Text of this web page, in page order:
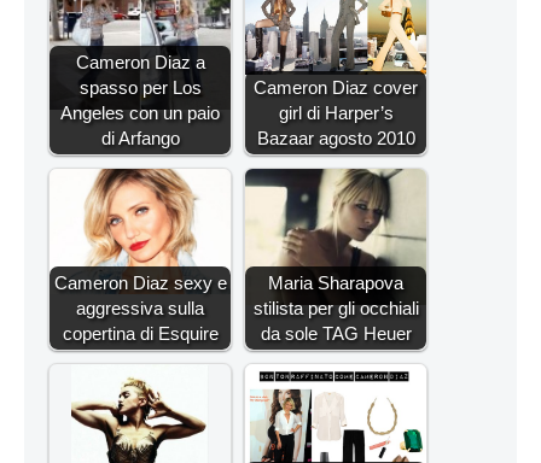
Cameron Diaz a
spasso per Los
Angeles con un paio
di Arfango
Cameron Diaz cover
girl di Harper’s
Bazaar agosto 2010
Cameron Diaz sexy e
aggressiva sulla
copertina di Esquire
Maria Sharapova
stilista per gli occhiali
da sole TAG Heuer